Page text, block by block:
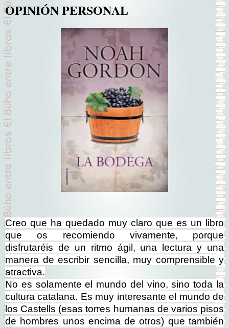
OPINIÓN PERSONAL
Creo que ha quedado muy claro que es un libro
que os recomiendo vivamente, porque
disfrutaréis de un ritmo ágil, una lectura y una
manera de escribir sencilla, muy comprensible y
atractiva.
No es solamente el mundo del vino, sino toda la
cultura catalana. Es muy interesante el mundo de
los Castells (esas torres humanas de varios pisos
de hombres unos encima de otros) que también